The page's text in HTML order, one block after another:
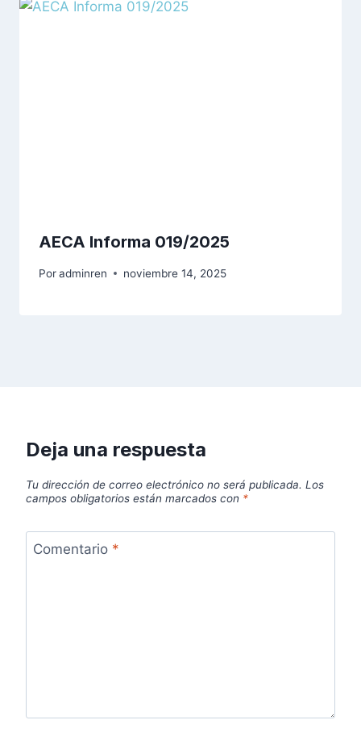
AECA Informa 019/2025
Poradminren noviembre 14, 2025
Deja una respuesta
Tu dirección de correo electrónico no será publicada. Los
campos obligatorios están marcados con *
Comentario *